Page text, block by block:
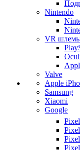
Nintendo
VR
Valve
Apple
Samsung
Xiaomi
Google